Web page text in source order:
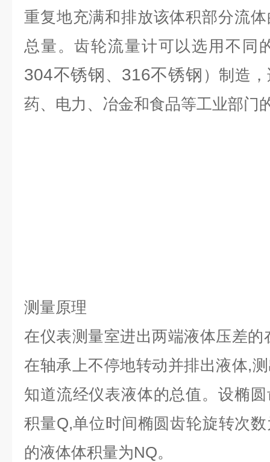
重复地充满和排放该体积部分流
总量。齿轮流量计可以选用不同
304不锈钢 、 316不锈钢 ）制造
药、电力、冶金和食品等工业部门
测量原理
在仪表测量室进出两端液体压差
在轴承上不停地转动并排出液体,
知道流经仪表液体的总值。设椭
积量Q,单位时间椭圆齿轮旋转次
的液体体积量为NQ。